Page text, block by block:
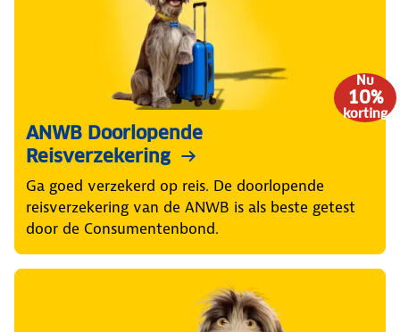
Nu
10%
korting
ANWB Doorlopende
Reisverzekering
Ga goed verzekerd op reis. De doorlopende
reisverzekering van de ANWB is als beste getest
door de Consumentenbond.